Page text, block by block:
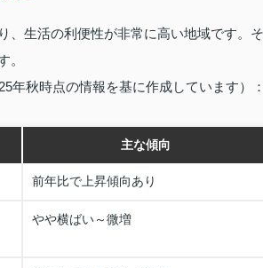
、生活の利便性が非常に高い地域です。そ
。
年秋時点の情報を基に作成しています）
主な傾向
前年比で上昇傾向あり
やや横ばい～微増